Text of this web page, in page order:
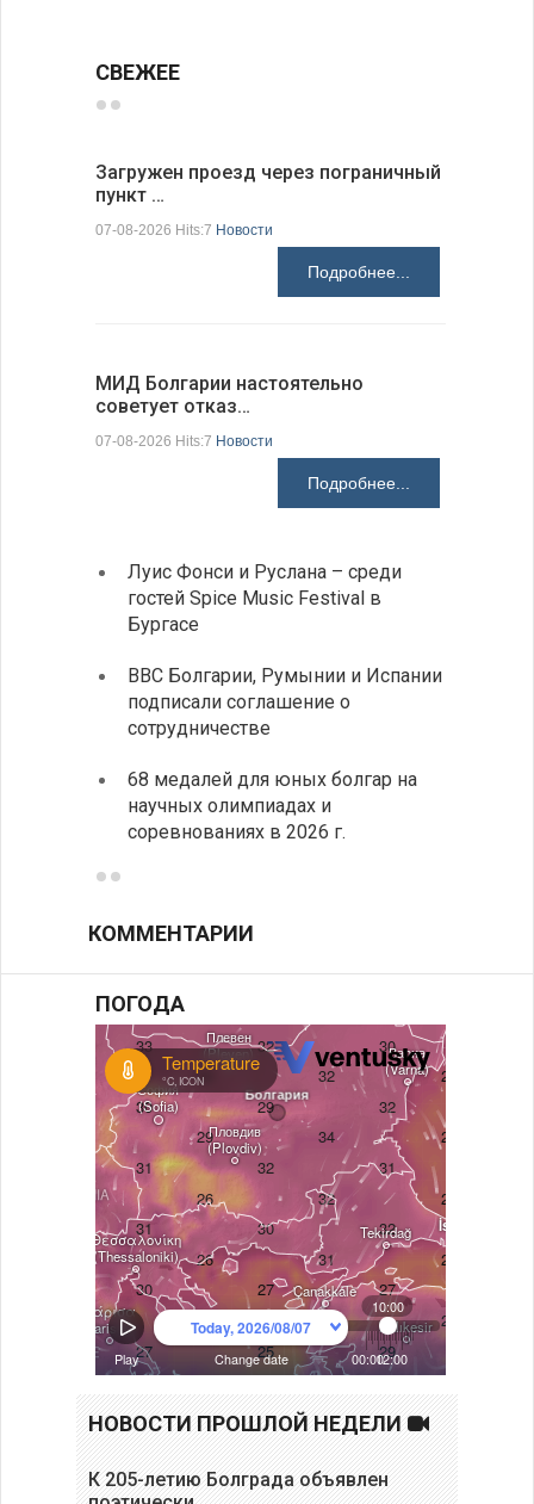
СВЕЖЕЕ
Загружен проезд через пограничный
пункт …
07-08-2026 Hits:7 Новости
Подробнее...
МИД Болгарии настоятельно
советует отказ…
07-08-2026 Hits:7 Новости
Подробнее...
Луис Фонси и Руслана – среди
гостей Spice Music Festival в
Бургасе
ВВС Болгарии, Румынии и Испании
подписали соглашение о
сотрудничестве
68 медалей для юных болгар на
научных олимпиадах и
соревнованиях в 2026 г.
КОММЕНТАРИИ
ПОГОДА
НОВОСТИ ПРОШЛОЙ НЕДЕЛИ
К 205-летию Болграда объявлен